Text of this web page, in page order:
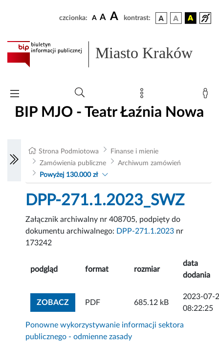
czcionka: A A A kontrast:
Miasto Kraków
BIP MJO - Teatr Łaźnia Nowa
Strona Podmiotowa
Finanse i mienie
Zamówienia publiczne
Archiwum zamówień
Powyżej 130.000 zł
DPP-271.1.2023_SWZ
Załącznik archiwalny nr 408705, podpięty do
dokumentu archiwalnego: DPP-271.1.2023 nr
173242
podgląd format rozmiar
data
dodania
ZOBACZZOBACZ ZAŁĄCZNIK
PDF 685.12 kB
2023-07-
08:22:25
Ponowne wykorzystywanie informacji sektora
publicznego - odmienne zasady